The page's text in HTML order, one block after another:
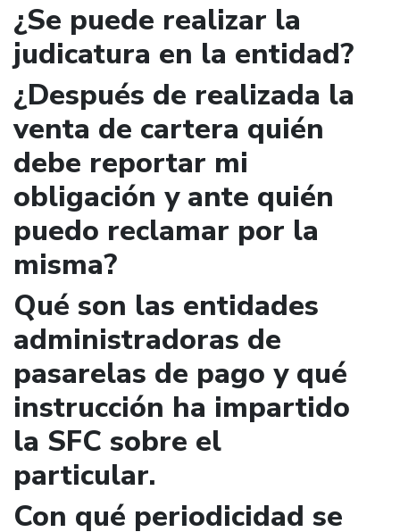
¿Se puede realizar la
judicatura en la entidad?
¿Después de realizada la
venta de cartera quién
debe reportar mi
obligación y ante quién
puedo reclamar por la
misma?
Qué son las entidades
administradoras de
pasarelas de pago y qué
instrucción ha impartido
la SFC sobre el
particular.
Con qué periodicidad se